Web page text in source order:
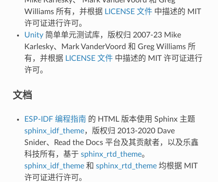
Williams 所有，并根据 LICENSE 文件 中描述的 MIT
许可证进行许可。
Unity简单单元测试库，版权归 2007-23 Mike
Karlesky、Mark VanderVoord 和 Greg Williams 所
有，并根据 LICENSE 文件 中描述的 MIT 许可证进行
许可。
文档
ESP-IDF 编程指南 的 HTML 版本使用 Sphinx 主题
sphinx_idf_theme，版权归 2013-2020 Dave
Snider、Read the Docs 平台及其贡献者，以及乐鑫
科技所有，基于 sphinx_rtd_theme。
sphinx_idf_theme和 sphinx_rtd_theme均根据 MIT
许可证进行许可。